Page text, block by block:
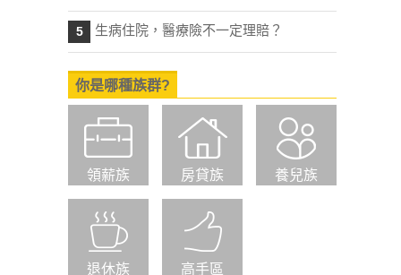
5 生病住院，醫療險不一定理賠？
你是哪種族群?
領薪族 房貸族 養兒族
退休族 高手區